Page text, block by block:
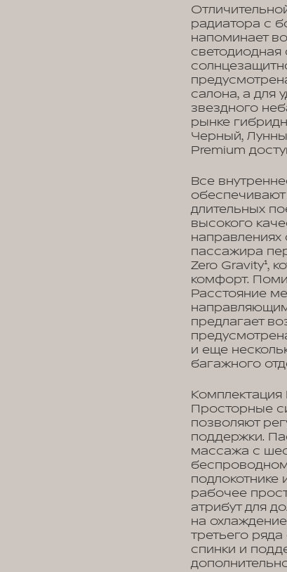
радиатора с
напоминает
светодиодная
салона, а для
звездного
рынке
Черный,
Premium
Все
длительных
высокого
пассажира
Zero Gravity¹,
комфорт.
Расстояние
предлагает
и еще
багажного
Просторные
позволяют
поддержки.
массажа с
подлокотнике
рабочее
атрибут для
на
третьего
спинки и